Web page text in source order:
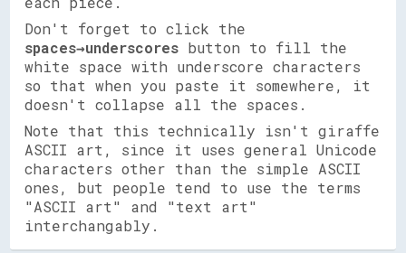
Don't forget to click the
spaces→underscores button to fill the
white space with underscore characters
so that when you paste it somewhere, it
doesn't collapse all the spaces.
Note that this technically isn't giraffe
ASCII art, since it uses general Unicode
characters other than the simple ASCII
ones, but people tend to use the terms
"ASCII art" and "text art"
interchangably.